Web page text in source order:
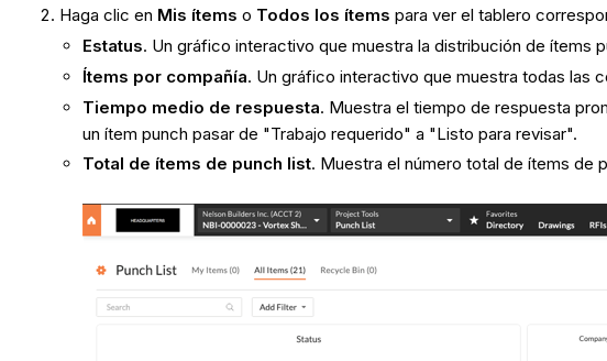
Haga clic en Mis ítems o Todos los ítems para ver el tablero
Estatus. Un gráfico interactivo que muestra la distribución de ítems
Ítems por compañía. Un gráfico interactivo que muestra todas las
Tiempo medio de respuesta. Muestra el tiempo de respuesta
un ítem punch pasar de "Trabajo requerido" a "Listo para revisar".
Total de ítems de punch list. Muestra el número total de ítems de